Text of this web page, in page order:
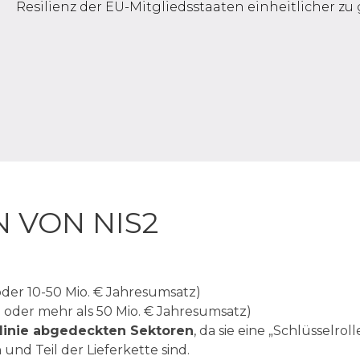
Resilienz der EU-Mitgliedsstaaten einheitlicher zu
VON NIS2
10-50 Mio. € Jahresumsatz)
mehr als 50 Mio. € Jahresumsatz)
abgedeckten Sektoren, da sie eine
Teil der Lieferkette sind.